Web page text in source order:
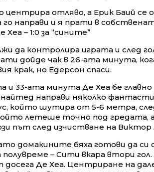
центрира отляво, а Ерик Баий се
го направи и я прати в
Хеа – 1:0 за “сините”
да контролира играта и след
дойде чак в 26-ата минута,
крак, но Едерсон спаси.
и 33-ата минута Де Хеа бе
направи няколко
който шутира от 5-6 метра,
летеше точно под гредата,
път след изчистване на Виктор
домакините бяха готови да
– Сити вкара втори
Де Хеа. Центриране на